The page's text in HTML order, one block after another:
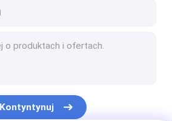
dywanów samochodowych
stali nierdzewnej
Kontyntynuj